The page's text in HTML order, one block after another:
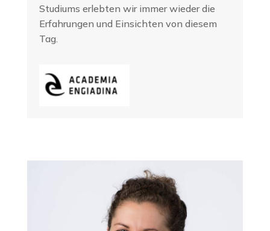
Studiums erlebten wir immer wieder die
Erfahrungen und Einsichten von diesem
Tag.